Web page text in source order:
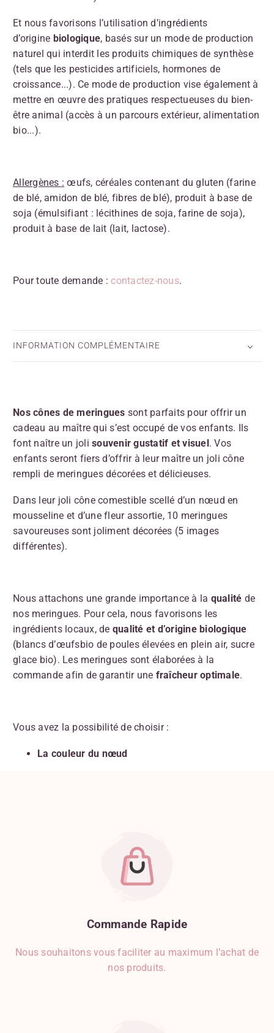
Et nous favorisons l’utilisation d’ingrédients
d’origine biologique, basés sur un mode de production
naturel qui interdit les produits chimiques de synthèse
(tels que les pesticides artificiels, hormones de
croissance...). Ce mode de production vise également à
mettre en œuvre des pratiques respectueuses du bien-
être animal (accès à un parcours extérieur, alimentation
bio...).
Allergènes : œufs, céréales contenant du gluten (farine
de blé, amidon de blé, fibres de blé), produit à base de
soja (émulsifiant : lécithines de soja, farine de soja),
produit à base de lait (lait, lactose).
Pour toute demande : contactez-nous.
INFORMATION COMPLÉMENTAIRE
Nos cônes de meringues sont parfaits pour offrir un
cadeau au maître qui s’est occupé de vos enfants. Ils
font naître un joli souvenir gustatif et visuel. Vos
enfants seront fiers d’offrir à leur maître un joli cône
rempli de meringues décorées et délicieuses.
Dans leur joli cône comestible scellé d’un nœud en
mousseline et d’une fleur assortie, 10 meringues
savoureuses sont joliment décorées (5 images
différentes).
Nous attachons une grande importance à la qualité de
nos meringues. Pour cela, nous favorisons les
ingrédients locaux, de qualité et d’origine biologique
(blancs d’œufsbio de poules élevées en plein air, sucre
glace bio). Les meringues sont élaborées à la
commande afin de garantir une fraîcheur optimale.
Vous avez la possibilité de choisir :
La couleur du nœud
Commande Rapide
Nous souhaitons vous faciliter au maximum l’achat de
nos produits.